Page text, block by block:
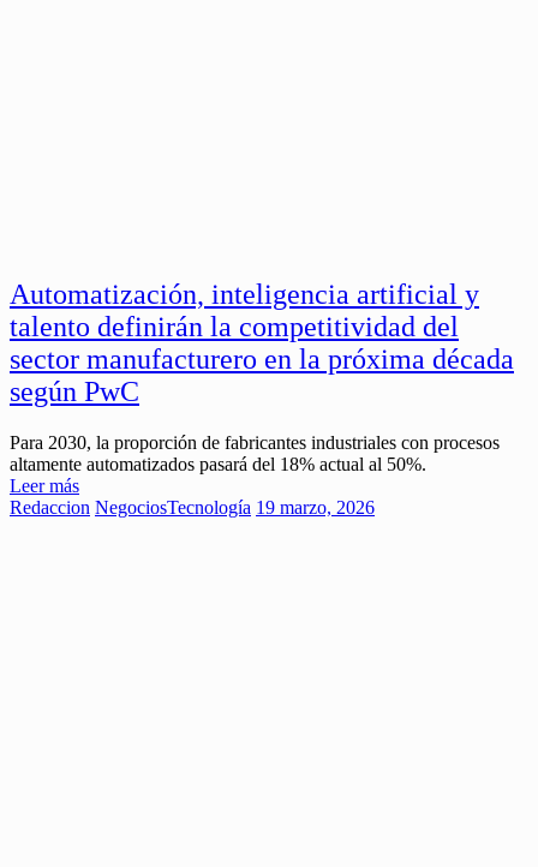
Automatización, inteligencia artificial y
talento definirán la competitividad del
sector manufacturero en la próxima década
según PwC
Para 2030, la proporción de fabricantes industriales con procesos
altamente automatizados pasará del 18% actual al 50%.
Leer más
Redaccion NegociosTecnología 19 marzo, 2026